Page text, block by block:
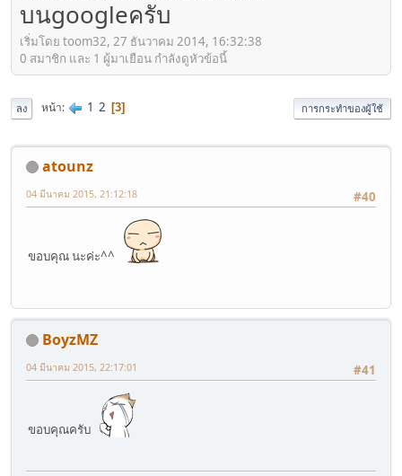
บนgoogleครับ
เริ่มโดย toom32, 27 ธันวาคม 2014, 16:32:38
0 สมาชิก และ 1 ผู้มาเยือน กำลังดูหัวข้อนี้
ลง หน้า 1 2 3 การกระทำของผู้ใช้
atounz
#40
04 มีนาคม 2015, 21:12:18
ขอบคุณ นะค่ะ^^
BoyzMZ
#41
04 มีนาคม 2015, 22:17:01
ขอบคุณครับ